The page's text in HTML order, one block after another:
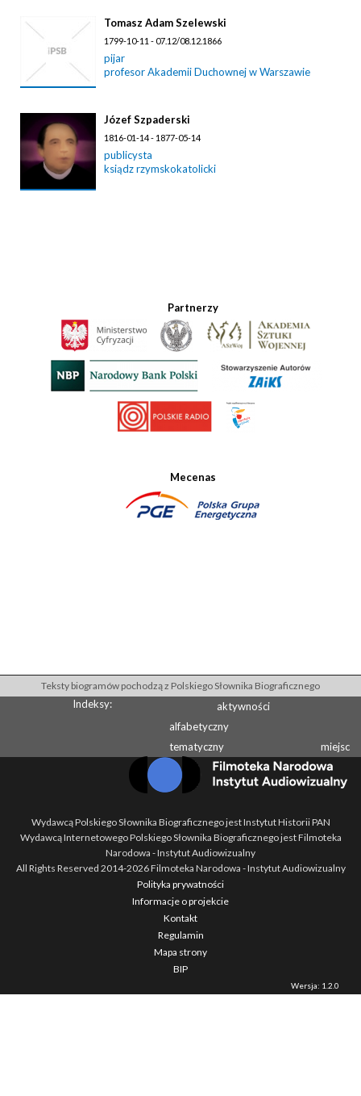
Tomasz Adam Szelewski
1799-10-11 - 07.12/08.12.1866
pijar
profesor Akademii Duchownej w Warszawie
Józef Szpaderski
1816-01-14 - 1877-05-14
publicysta
ksiądz rzymskokatolicki
Partnerzy
Mecenas
Teksty biogramów pochodzą z Polskiego Słownika Biograficznego
Indeksy:
aktywności
alfabetyczny
tematyczny
miejsc
Wydawcą Polskiego Słownika Biograficznego jest Instytut Historii PAN
Wydawcą Internetowego Polskiego Słownika Biograficznego jest Filmoteka
Narodowa - Instytut Audiowizualny
All Rights Reserved 2014-2026Filmoteka Narodowa - Instytut Audiowizualny
Polityka prywatności
Informacje o projekcie
Kontakt
Regulamin
Mapa strony
BIP
Wersja: 1.2.0